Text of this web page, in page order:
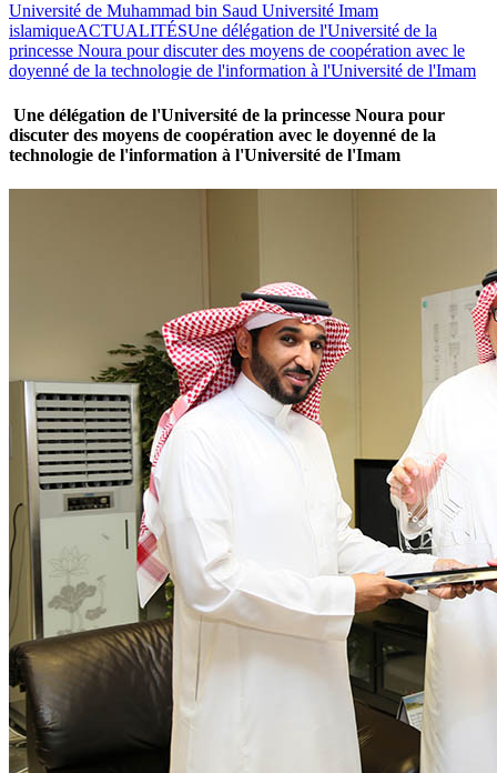
Université de Muhammad bin Saud Université Imam
islamiqueACTUALITÉSUne délégation de l'Université de la
princesse Noura pour discuter des moyens de coopération avec le
doyenné de la technologie de l'information à l'Université de l'Imam
Une délégation de l'Université de la princesse Noura pour
discuter des moyens de coopération avec le doyenné de la
technologie de l'information à l'Université de l'Imam